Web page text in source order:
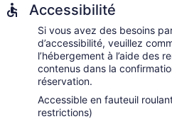
Accessibilité
Si vous avez des besoins
d’accessibilité, veuillez
l’hébergement à l’aide des
contenus dans la
réservation.
Accessible en fauteuil
restrictions)